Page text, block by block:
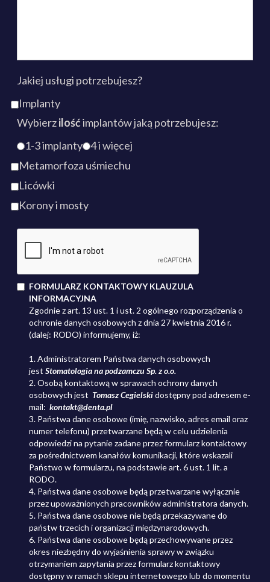
Jakiej usługi potrzebujesz?
Implanty
Wybierzilośćimplantów jaką potrzebujesz:
1-3 implanty 4 i więcej
Metamorfoza uśmiechu
Licówki
Korony i mosty
FORMULARZ KONTAKTOWY KLAUZULA
INFORMACYJNA
Zgodnie z art. 13 ust. 1 i ust. 2 ogólnego rozporządzenia o
ochronie danych osobowych z dnia 27 kwietnia 2016 r.
(dalej: RODO) informujemy, iż:
1. Administratorem Państwa danych osobowych
jestStomatologia na podzamczu Sp. z o.o.
2. Osobą kontaktową w sprawach ochrony danych
osobowych jest Tomasz Cegielskidostępny pod adresem e-
mail: kontakt@denta.pl
3. Państwa dane osobowe (imię, nazwisko, adres email oraz
numer telefonu) przetwarzane będą w celu udzielenia
odpowiedzi na pytanie zadane przez formularz kontaktowy
za pośrednictwem kanałów komunikacji, które wskazali
Państwo w formularzu, na podstawie art. 6 ust. 1 lit. a
RODO.
4. Państwa dane osobowe będą przetwarzane wyłącznie
przez upoważnionych pracowników administratora danych.
5. Państwa dane osobowe nie będą przekazywane do
państw trzecich i organizacji międzynarodowych.
6. Państwa dane osobowe będą przechowywane przez
okres niezbędny do wyjaśnienia sprawy w związku
otrzymaniem zapytania przez formularz kontaktowy
dostępny w ramach sklepu internetowego lub do momentu